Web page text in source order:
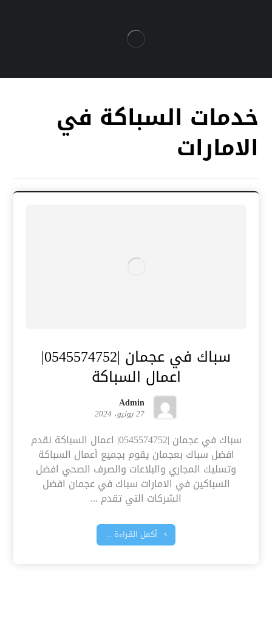
خدمات السباكة في
الامارات
سباك في عجمان |0545574752|
اعمال السباكة
Admin
27 يونيو، 2024
سباك في عجمان |0545574752| اعمال السباكة نقدم
افضل سباك بعجمان يقوم بجميع أعمال السباكة
وتسليك المجاري والبلاعات والصرف الصحي افضل
السباكين في الامارات سباك في عجمان افضل
الشركات التي تقدم ...
أكمل القراءة ...